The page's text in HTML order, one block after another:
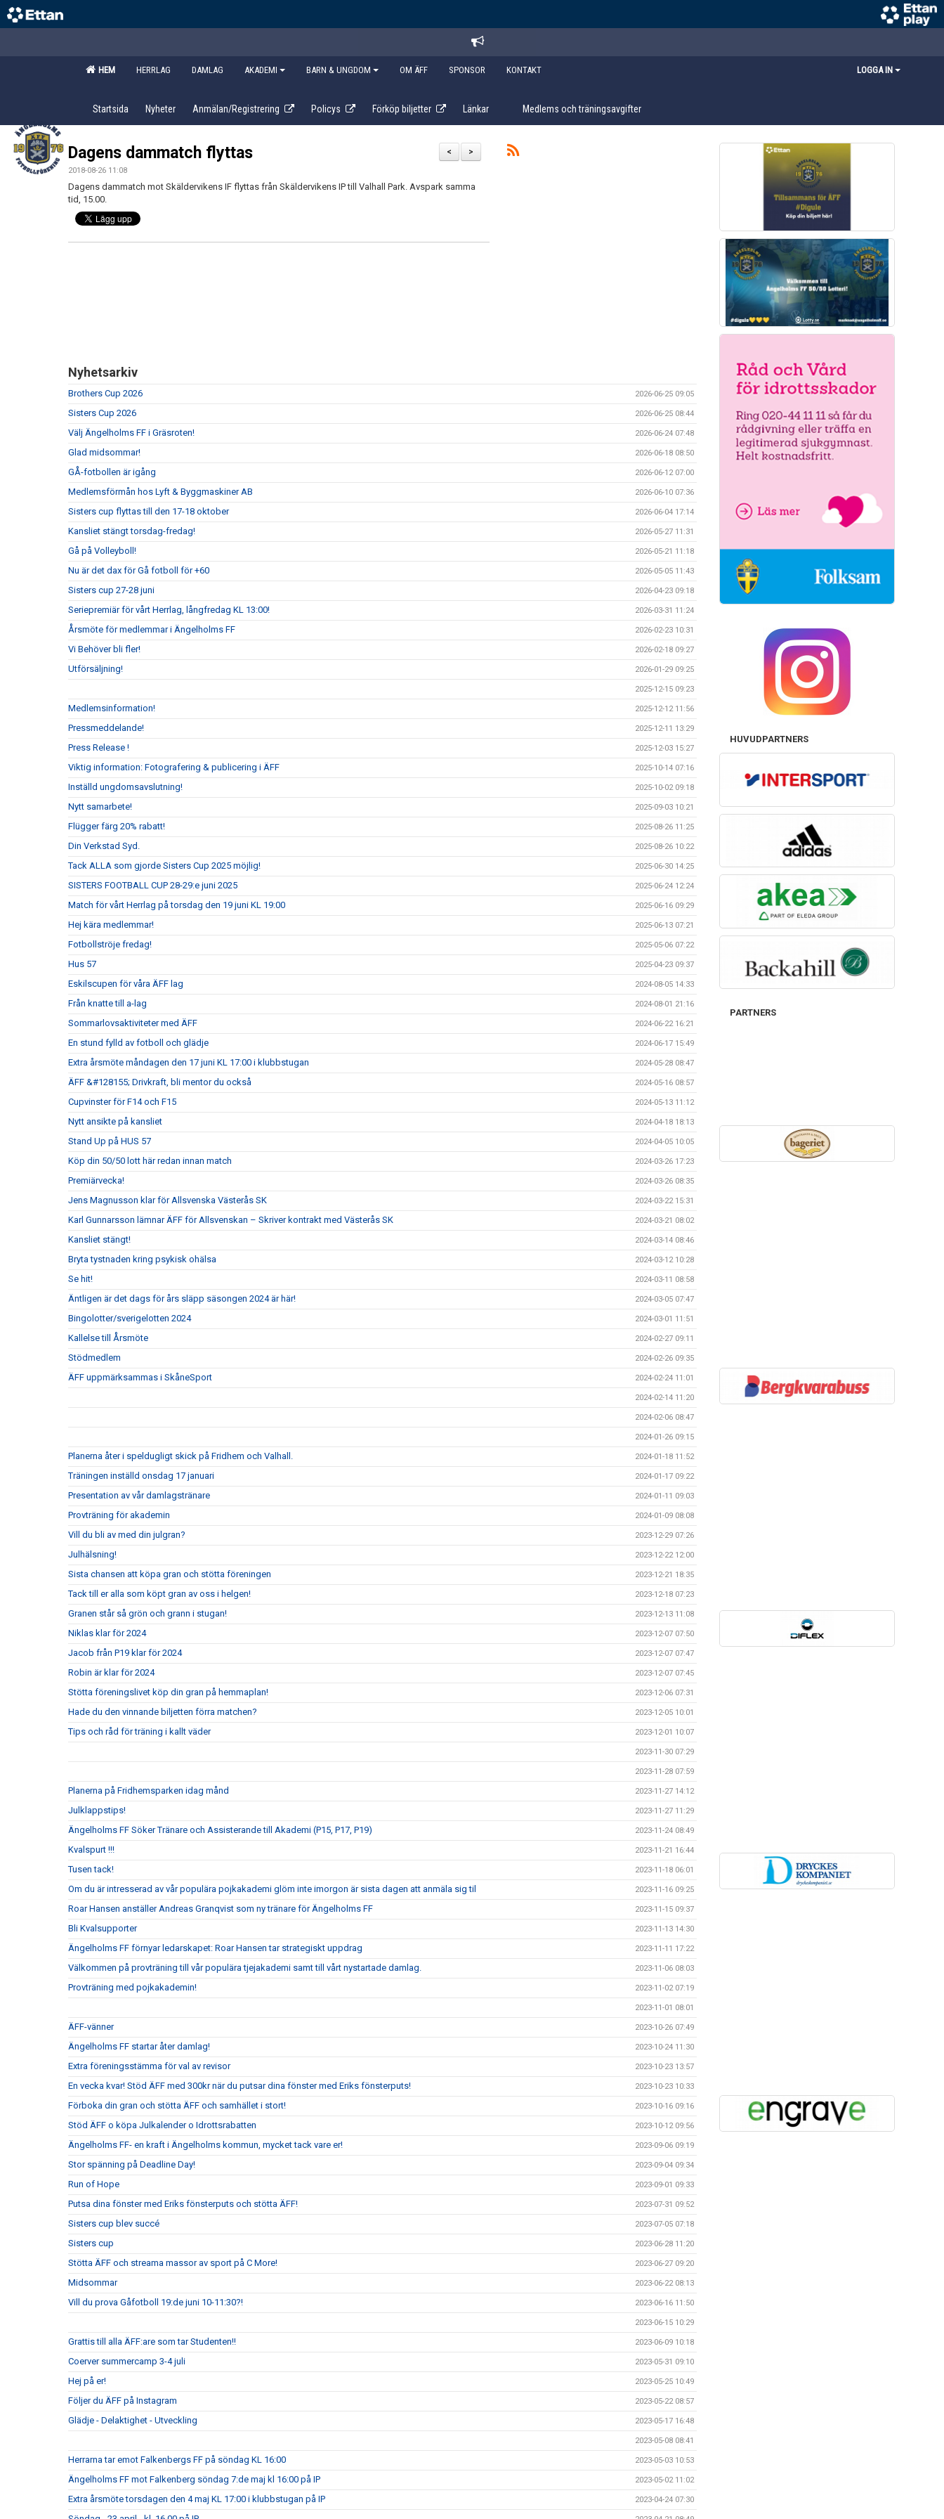
HEM HERRLAG DAMLAG AKADEMI BARN & UNGDOM OM ÄFF SPONSOR KONTAKT LOGGA IN
Startsida Nyheter Anmälan/Registrering Policys Förköp biljetter Länkar Medlems och träningsavgifter
>
<
Dagens dammatch flyttas
2018-08-26 11:08
Dagens dammatch mot Skäldervikens IF flyttas från Skäldervikens IP till Valhall Park. Avspark samma
tid, 15.00.
Nyhetsarkiv
Brothers Cup 2026 2026-06-25 09:05
Sisters Cup 2026 2026-06-25 08:44
Välj Ängelholms FF i Gräsroten! 2026-06-24 07:48
Glad midsommar! 2026-06-18 08:50
GÅ-fotbollen är igång 2026-06-12 07:00
Medlemsförmån hos Lyft & Byggmaskiner AB 2026-06-10 07:36
Sisters cup flyttas till den 17-18 oktober 2026-06-04 17:14
Kansliet stängt torsdag-fredag! 2026-05-27 11:31
Gå på Volleyboll! 2026-05-21 11:18
Nu är det dax för Gå fotboll för +60 2026-05-05 11:43
Sisters cup 27-28 juni 2026-04-23 09:18
Seriepremiär för vårt Herrlag, långfredag KL 13:00! 2026-03-31 11:24
Årsmöte för medlemmar i Ängelholms FF 2026-02-23 10:31
Vi Behöver bli fler! 2026-02-18 09:27
Utförsäljning! 2026-01-29 09:25
2025-12-15 09:23
Medlemsinformation! 2025-12-12 11:56
Pressmeddelande! 2025-12-11 13:29
Press Release ! 2025-12-03 15:27
Viktig information: Fotografering & publicering i ÄFF 2025-10-14 07:16
Inställd ungdomsavslutning! 2025-10-02 09:18
Nytt samarbete! 2025-09-03 10:21
Flügger färg 20% rabatt! 2025-08-26 11:25
Din Verkstad Syd. 2025-08-26 10:22
Tack ALLA som gjorde Sisters Cup 2025 möjlig! 2025-06-30 14:25
SISTERS FOOTBALL CUP 28-29:e juni 2025 2025-06-24 12:24
Match för vårt Herrlag på torsdag den 19 juni KL 19:00 2025-06-16 09:29
Hej kära medlemmar! 2025-06-13 07:21
Fotbollströje fredag! 2025-05-06 07:22
Hus 57 2025-04-23 09:37
Eskilscupen för våra ÄFF lag 2024-08-05 14:33
Från knatte till a-lag 2024-08-01 21:16
Sommarlovsaktiviteter med ÄFF 2024-06-22 16:21
En stund fylld av fotboll och glädje 2024-06-17 15:49
Extra årsmöte måndagen den 17 juni KL 17:00 i klubbstugan 2024-05-28 08:47
ÄFF &#128155; Drivkraft, bli mentor du också 2024-05-16 08:57
Cupvinster för F14 och F15 2024-05-13 11:12
Nytt ansikte på kansliet 2024-04-18 18:13
Stand Up på HUS 57 2024-04-05 10:05
Köp din 50/50 lott här redan innan match 2024-03-26 17:23
Premiärvecka! 2024-03-26 08:35
Jens Magnusson klar för Allsvenska Västerås SK 2024-03-22 15:31
Karl Gunnarsson lämnar ÄFF för Allsvenskan – Skriver kontrakt med Västerås SK 2024-03-21 08:02
Kansliet stängt! 2024-03-14 08:46
Bryta tystnaden kring psykisk ohälsa 2024-03-12 10:28
Se hit! 2024-03-11 08:58
Äntligen är det dags för års släpp säsongen 2024 är här! 2024-03-05 07:47
Bingolotter/sverigelotten 2024 2024-03-01 11:51
Kallelse till Årsmöte 2024-02-27 09:11
Stödmedlem 2024-02-26 09:35
ÄFF uppmärksammas i SkåneSport 2024-02-24 11:01
2024-02-14 11:20
2024-02-06 08:47
2024-01-26 09:15
Planerna åter i speldugligt skick på Fridhem och Valhall. 2024-01-18 11:52
Träningen inställd onsdag 17 januari 2024-01-17 09:22
Presentation av vår damlagstränare 2024-01-11 09:03
Provträning för akademin 2024-01-09 08:08
Vill du bli av med din julgran? 2023-12-29 07:26
Julhälsning! 2023-12-22 12:00
Sista chansen att köpa gran och stötta föreningen 2023-12-21 18:35
Tack till er alla som köpt gran av oss i helgen! 2023-12-18 07:23
Granen står så grön och grann i stugan! 2023-12-13 11:08
Niklas klar för 2024 2023-12-07 07:50
Jacob från P19 klar för 2024 2023-12-07 07:47
Robin är klar för 2024 2023-12-07 07:45
Stötta föreningslivet köp din gran på hemmaplan! 2023-12-06 07:31
Hade du den vinnande biljetten förra matchen? 2023-12-05 10:01
Tips och råd för träning i kallt väder 2023-12-01 10:07
2023-11-30 07:29
2023-11-28 07:59
Planerna på Fridhemsparken idag månd 2023-11-27 14:12
Julklappstips! 2023-11-27 11:29
Ängelholms FF Söker Tränare och Assisterande till Akademi (P15, P17, P19) 2023-11-24 08:49
Kvalspurt !!! 2023-11-21 16:44
Tusen tack! 2023-11-18 06:01
Om du är intresserad av vår populära pojkakademi glöm inte imorgon är sista dagen att anmäla sig til 2023-11-16 09:25
Roar Hansen anställer Andreas Granqvist som ny tränare för Ängelholms FF 2023-11-15 09:37
Bli Kvalsupporter 2023-11-13 14:30
Ängelholms FF förnyar ledarskapet: Roar Hansen tar strategiskt uppdrag 2023-11-11 17:22
Välkommen på provträning till vår populära tjejakademi samt till vårt nystartade damlag. 2023-11-06 08:03
Provträning med pojkakademin! 2023-11-02 07:19
2023-11-01 08:01
ÄFF-vänner 2023-10-26 07:49
Ängelholms FF startar åter damlag! 2023-10-24 11:30
Extra föreningsstämma för val av revisor 2023-10-23 13:57
En vecka kvar! Stöd ÄFF med 300kr när du putsar dina fönster med Eriks fönsterputs! 2023-10-23 10:33
Förboka din gran och stötta ÄFF och samhället i stort! 2023-10-16 09:16
Stöd ÄFF o köpa Julkalender o Idrottsrabatten 2023-10-12 09:56
Ängelholms FF- en kraft i Ängelholms kommun, mycket tack vare er! 2023-09-06 09:19
Stor spänning på Deadline Day! 2023-09-04 09:34
Run of Hope 2023-09-01 09:33
Putsa dina fönster med Eriks fönsterputs och stötta ÄFF! 2023-07-31 09:52
Sisters cup blev succé 2023-07-05 07:18
Sisters cup 2023-06-28 11:20
Stötta ÄFF och streama massor av sport på C More! 2023-06-27 09:20
Midsommar 2023-06-22 08:13
Vill du prova Gåfotboll 19:de juni 10-11:30?! 2023-06-16 11:50
2023-06-15 10:29
Grattis till alla ÄFF:are som tar Studenten!! 2023-06-09 10:18
Coerver summercamp 3-4 juli 2023-05-31 09:10
Hej på er! 2023-05-25 10:49
Följer du ÄFF på Instagram 2023-05-22 08:57
Glädje - Delaktighet - Utveckling 2023-05-17 16:48
2023-05-08 08:41
Herrarna tar emot Falkenbergs FF på söndag KL 16:00 2023-05-03 10:53
Ängelholms FF mot Falkenberg söndag 7:de maj kl 16:00 på IP 2023-05-02 11:02
Extra årsmöte torsdagen den 4 maj KL 17:00 i klubbstugan på IP 2023-04-24 07:30
HUVUDPARTNERS
PARTNERS